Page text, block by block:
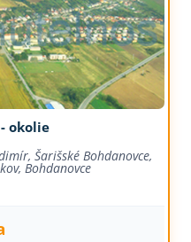
okolie
Šarišské Bohdanovce,
Bohdanovce